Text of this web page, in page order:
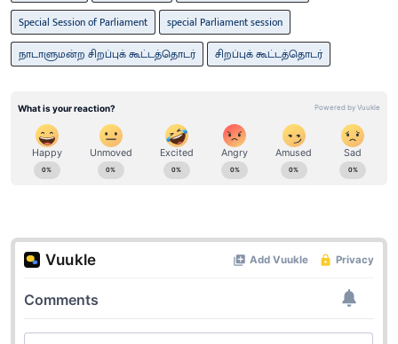
Special Session of Parliament
special Parliament session
நாடாளுமன்ற சிறப்புக் கூட்டத்தொடர்
சிறப்புக் கூட்டத்தொடர்